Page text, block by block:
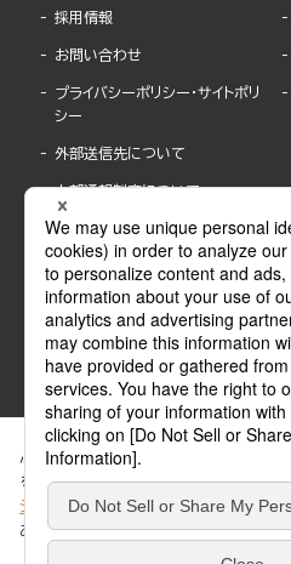
採用情報
お問い合わせ
プライバシーポリシー・サイトポリ
シー
外部送信先について
内部通報制度について
ABJマークは、この電子書店・電子書籍配信サー
得た正規版配信サービスであることを示す登
ABJマークの詳細、ABJマークを掲示しているサ
ぶんか社が運営するサイトでは、利便
を使用しています。 当社のCookieにつ
シー
」をご覧ください。当サイトでは
ありません。